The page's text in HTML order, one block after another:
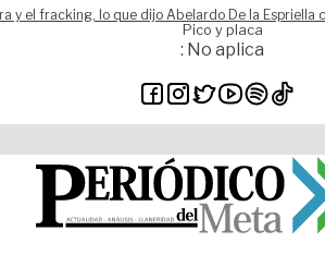
y el fracking, lo que dijo Abelardo De la Espriella
Pico y placa
: No aplica